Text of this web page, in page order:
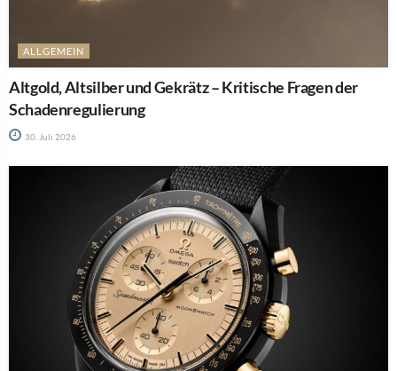
ALLGEMEIN
Altgold, Altsilber und Gekrätz – Kritische Fragen der
Schadenregulierung
30. Juli 2026